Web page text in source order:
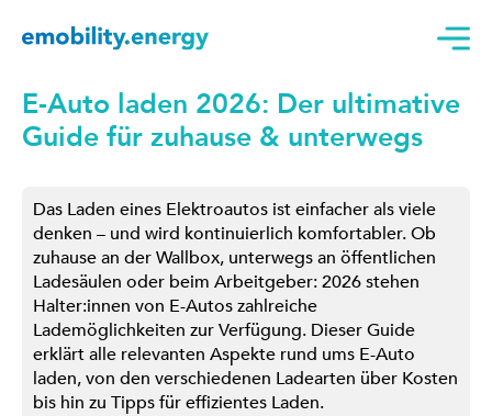
E-Auto laden 2026: Der ultimative
Guide für zuhause & unterwegs
Das Laden eines Elektroautos ist einfacher als viele
denken – und wird kontinuierlich komfortabler. Ob
zuhause an der Wallbox, unterwegs an öffentlichen
Ladesäulen oder beim Arbeitgeber: 2026 stehen
Halter:innen von E-Autos zahlreiche
Lademöglichkeiten zur Verfügung. Dieser Guide
erklärt alle relevanten Aspekte rund ums E-Auto
laden, von den verschiedenen Ladearten über Kosten
bis hin zu Tipps für effizientes Laden.